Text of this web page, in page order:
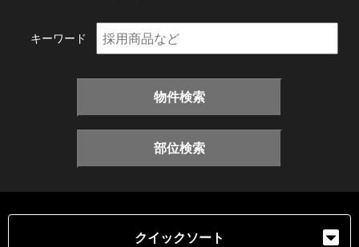
キーワード
物件検索
部位検索
クイックソート